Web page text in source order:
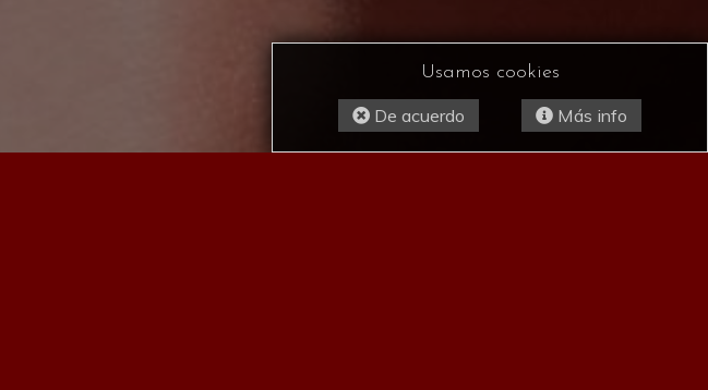
Usamos cookies
De acuerdo Más info